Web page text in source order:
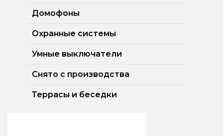
Домофоны
Охранные системы
Умные выключатели
Снято с производства
Террасы и беседки